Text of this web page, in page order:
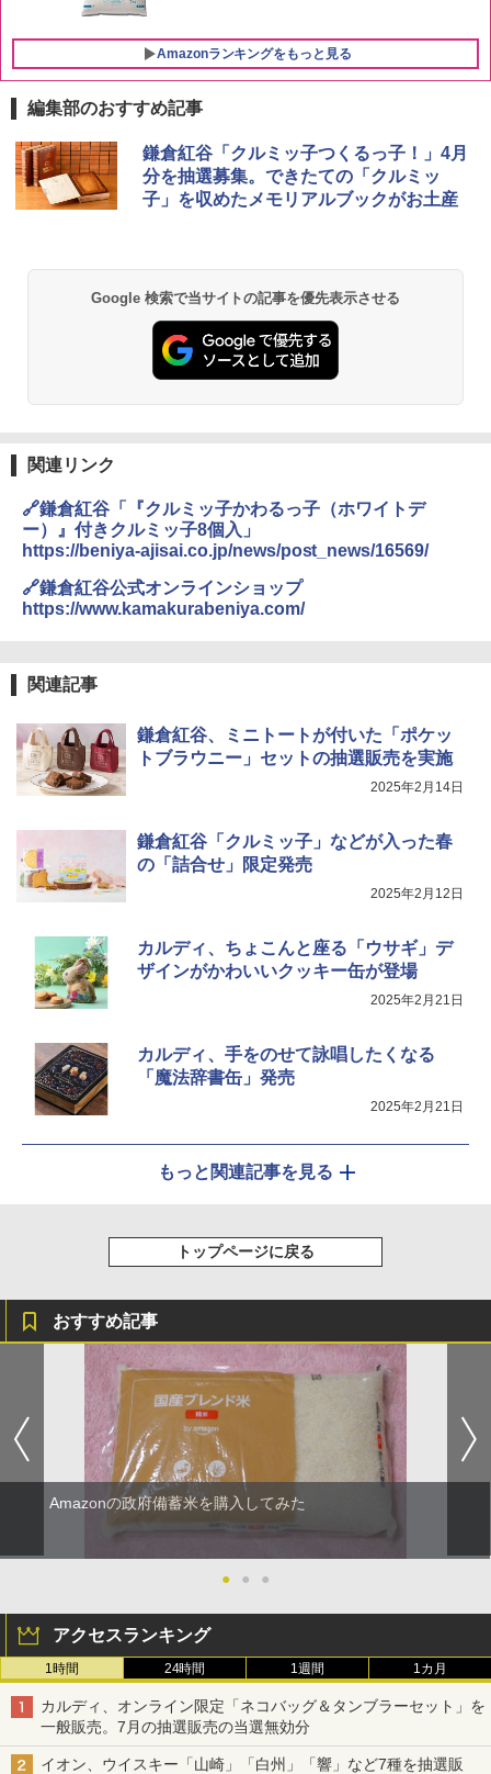
Amazonランキングをもっと見る
1
ブラックニッカ ニッカ Nikka ウィスキ
ー4000ml ブラックニッカクリア ウヰス
キー 【日本 アサヒ ウィスキー】 大容量
お得 4リットル
角瓶 2700ml サントリー ウイスキー ハ
イボール 大容量
容量 4リットル
￥4,274
5
サントリー シングルモルト ウイスキー
入 700ml
￥19,860
1
チキンラーメン どんぶり 85g×12個 日清
食品 インスタント カップ麺
￥1,939
【公式】ブタメン とんこつ味 35g×15個
麺 小腹 インスタント アウトドアにも ロ
ーリングストック 大人買い おやつカン
パニー
￥1,288
ーフードヌードル 高たんぱく&低糖質 さ
らに塩分控えめ 78g×12個
￥3,248
マルちゃん マルちゃんZUBAAAN! 横浜
￥467
1
[山善] スチームオーブンレンジ 25L 一人
暮らし 二人暮らし フラットテーブル ス
チーム調理 自動メニュー19種搭載 角皿
付き ブラック MRK-F250TSV(B)
シャープ 過熱水蒸気 オーブンレンジ 23
L 1段調理 ブラック RE-WF232-B シンプ
ル操作 コンパクト 一人暮らし 二人暮ら
し らくチン!（絶対湿度）センサー ノン
フライ調理 トースト スチームあたため
3
[山善] スチームオーブンレンジ 省エネ
高効率 15L 一人暮らし 二人暮らし スチ
ーム調理 フラットテーブル トースト機
能 自動メニュー33種 簡単お手入れ ブラ
ック YRZ-WF150TV(B)
4
TOSHIBA(東芝) スチームオーブンレン
ジ 石窯ドーム ER-D80A(K) ブラック 25
0℃ 1段調理 フラットテーブル 電子レン
ジ 赤外線センサー ノンフライ調理 簡単
らし ファミリー
￥34,546
シャープ ウォーターオーブン ヘルシオ
AX-XJ1-B ブラック 30L 2段調理 コンベ
クション トースト機能
編集部のおすすめ記事
鎌倉紅谷「クルミッ子つくるっ子！」4月
分を抽選募集。できたての「クルミッ
子」を収めたメモリアルブックがお土産
Google 検索で当サイトの記事を優先表示させる
関連リンク
🔗鎌倉紅谷「『クルミッ子かわるっ子（ホワイトデ
ー）』付きクルミッ子8個入」
https://beniya-ajisai.co.jp/news/post_news/16569/
🔗鎌倉紅谷公式オンラインショップ
https://www.kamakurabeniya.com/
関連記事
鎌倉紅谷、ミニトートが付いた「ポケッ
トブラウニー」セットの抽選販売を実施
2025年2月14日
鎌倉紅谷「クルミッ子」などが入った春
の「詰合せ」限定発売
2025年2月12日
カルディ、ちょこんと座る「ウサギ」デ
ザインがかわいいクッキー缶が登場
2025年2月21日
カルディ、手をのせて詠唱したくなる
「魔法辞書缶」発売
2025年2月21日
もっと関連記事を見る
トップページに戻る
おすすめ記事
Amazonの政府備蓄米を購入してみた
● ● ●
アクセスランキング
1時間 24時間 1週間 1カ月
カルディ、オンライン限定「ネコバッグ＆タンブラーセット」を
一般販売。7月の抽選販売の当選無効分
イオン、ウイスキー「山崎」「白州」「響」など7種を抽選販